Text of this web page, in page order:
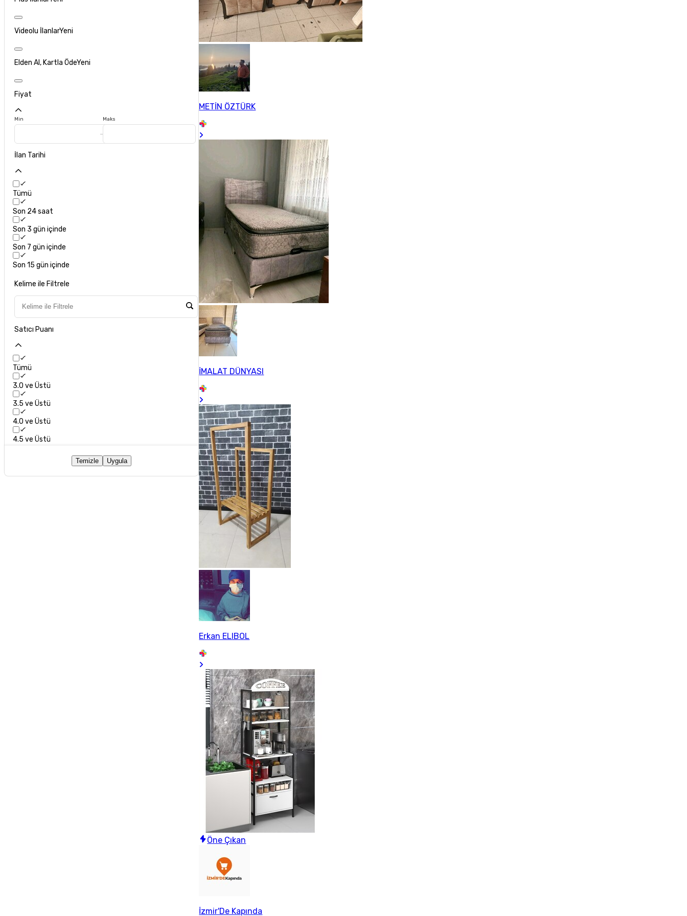
Videolu İlanlarYeni
Elden Al, Kartla ÖdeYeni
Fiyat
Min Maks
İlan Tarihi
Tümü
Son 24 saat
Son 3 gün içinde
Son 7 gün içinde
Son 15 gün içinde
Kelime ile Filtrele
Satıcı Puanı
Tümü
3.0 ve Üstü
3.5 ve Üstü
4.0 ve Üstü
4.5 ve Üstü
Temizle Uygula
METİN ÖZTÜRK
İMALAT DÜNYASI
Erkan ELIBOL
Öne Çıkan
İzmir'De Kapında